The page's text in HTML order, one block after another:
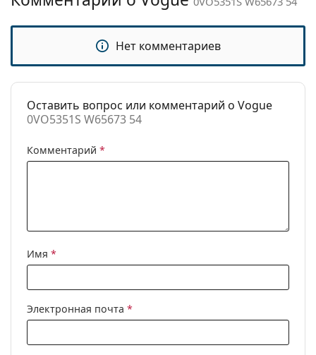
Категория:
Солнцезащитные очки
Бренд:
Vogue
Использование:
Модные
Нет комментариев
Оставить вопрос или комментарий о Vogue
0VO5351S W65673 54
Комментарий *
Имя *
Электронная почта *